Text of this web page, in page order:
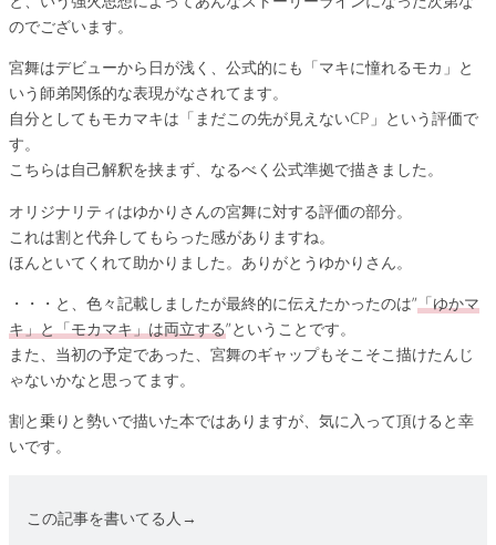
のでございます。
宮舞はデビューから日が浅く、公式的にも「マキに憧れるモカ」と
いう師弟関係的な表現がなされてます。
自分としてもモカマキは「まだこの先が見えないCP」という評価で
す。
こちらは自己解釈を挟まず、なるべく公式準拠で描きました。
オリジナリティはゆかりさんの宮舞に対する評価の部分。
これは割と代弁してもらった感がありますね。
ほんといてくれて助かりました。ありがとうゆかりさん。
・・・と、色々記載しましたが最終的に伝えたかったのは”「ゆかマ
キ」と「モカマキ」は両立する”ということです。
また、当初の予定であった、宮舞のギャップもそこそこ描けたんじ
ゃないかなと思ってます。
割と乗りと勢いで描いた本ではありますが、気に入って頂けると幸
いです。
この記事を書いてる人→